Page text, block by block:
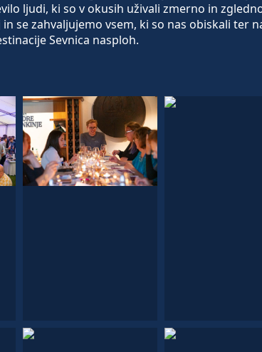
ljudi, ki so v okusih uživali zmerno in
se zahvaljujemo vsem, ki so nas obiskali ter
Sevnica nasploh.